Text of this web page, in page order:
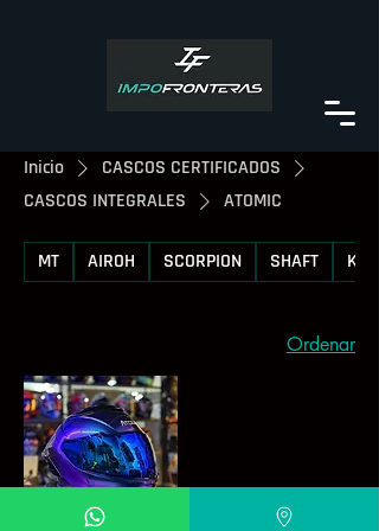
Inicio
CASCOS CERTIFICADOS
CASCOS INTEGRALES
ATOMIC
MT AIROH SCORPION SHAFT KYT
Ordenar